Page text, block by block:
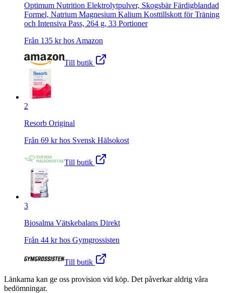
Optimum Nutrition Elektrolytpulver, Skogsbär Färdigblandad
Formel, Natrium Magnesium Kalium Kosttillskott för Träning
och Intensiva Pass, 264 g, 33 Portioner
Från 135 kr hos Amazon
Till butik
2
Resorb Original
Från 69 kr hos Svensk Hälsokost
Till butik
3
Biosalma Vätskebalans Direkt
Från 44 kr hos Gymgrossisten
Till butik
Länkarna kan ge oss provision vid köp. Det påverkar aldrig våra
bedömningar.